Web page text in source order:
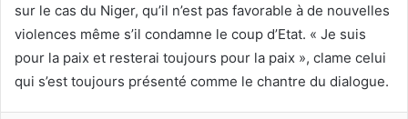
sur le cas du Niger, qu’il n’est pas favorable à de nouvelles
violences même s’il condamne le coup d’Etat. « Je suis
pour la paix et resterai toujours pour la paix », clame celui
qui s’est toujours présenté comme le chantre du dialogue.